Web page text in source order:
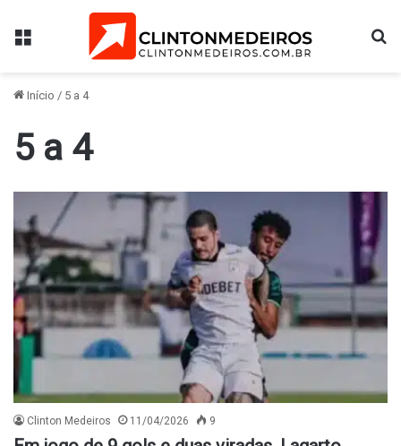
Menu
Início / 5 a 4
5 a 4
Clinton Medeiros 11/04/2026 9